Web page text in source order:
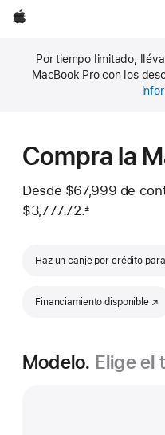
Apple
Por tiempo limitado,
MacBook Pro con los
Compra la
Desde $67,999 de
$3,777.72.±
Haz un canje por crédito
Financiamiento disponible
(se abre en una nueva
Modelo. Elige el